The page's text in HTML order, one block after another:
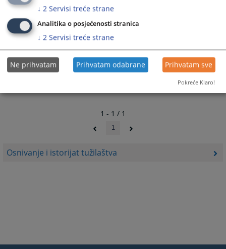
Osnivanje i istorijat tužilaštva
Prateći dokumenti
Odluka o osnivanju - Službeni glasnik. RS br. 20/04
1 - 1 / 1
1
↓ 2 Servisi treće strane
Analitika o posjećenosti stranica
↓ 2 Servisi treće strane
Ne prihvatam Prihvatam odabrane Prihvatam sve
Pokreće Klaro!